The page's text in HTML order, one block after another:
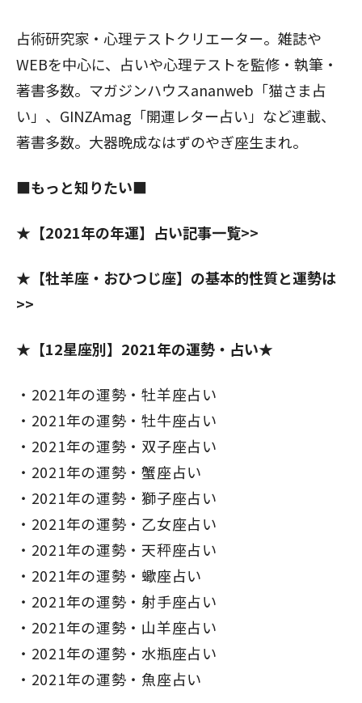
占術研究家・心理テストクリエーター。雑誌や
WEBを中心に、占いや心理テストを監修・執筆・
著書多数。マガジンハウスananweb「猫さま占
い」、GINZAmag「開運レター占い」など連載、
著書多数。大器晩成なはずのやぎ座生まれ。
■もっと知りたい■
★ 【2021年の年運】占い記事一覧>>
★【牡羊座・おひつじ座】の基本的性質と運勢は
>>
★【12星座別】2021年の運勢・占い★
2021年の運勢・牡羊座占い
2021年の運勢・牡牛座占い
2021年の運勢・双子座占い
2021年の運勢・蟹座占い
2021年の運勢・獅子座占い
2021年の運勢・乙女座占い
2021年の運勢・天秤座占い
2021年の運勢・蠍座占い
2021年の運勢・射手座占い
2021年の運勢・山羊座占い
2021年の運勢・水瓶座占い
2021年の運勢・魚座占い